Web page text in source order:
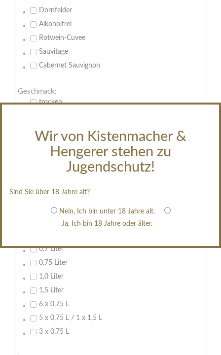
Wir von Kistenmacher &
Hengerer stehen zu
Jugendschutz!
Sind Sie über 18 Jahre alt?
Nein, Ich bin unter 18 Jahre alt.
Ja, Ich bin 18 Jahre oder älter.
Dornfelder
Alkoholfrei
Rotwein-Cuvee
Sauvitage
Cabernet Sauvignon
Geschmack:
trocken
halbtrocken
edelsüß
erfrischend, nicht zu süß
0,7 Liter
0,75 Liter
1,0 Liter
1,5 Liter
6 x 0,75 L
5 x 0,75 L / 1 x 1,5 L
3 x 0,75 L